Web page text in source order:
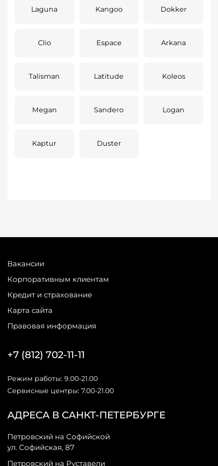
Laguna Kangoo Dokker
Clio Espace Arkana
Talisman Latitude Koleos
Megan Sandero Logan
Kaptur Duster
Вакансии
Корпоративным клиентам
Кредит и страхование
Карта сайта
Правовая информация
АДРЕСА В САНКТ-ПЕТЕРБУРГЕ
Петровский на Софийской
ул. Софийская, 87
Петровский на Руставели
+7 (812) 702-11-11
Режим работы: 9.00-21.00
Сервисные центры: 7.00-21.00